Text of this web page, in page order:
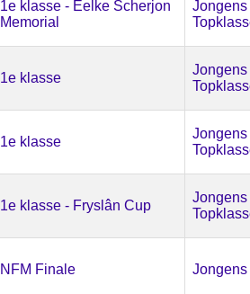
1e klasse - Eelke Scherjon
Memorial
Jongens
1e klasse
Jongens
1e klasse
Jongens
1e klasse - Fryslân Cup
Jongens
NFM Finale Jongens